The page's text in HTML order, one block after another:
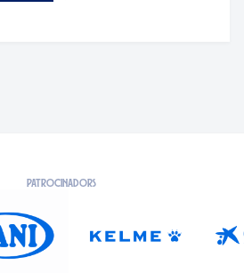
PATROCINADORS